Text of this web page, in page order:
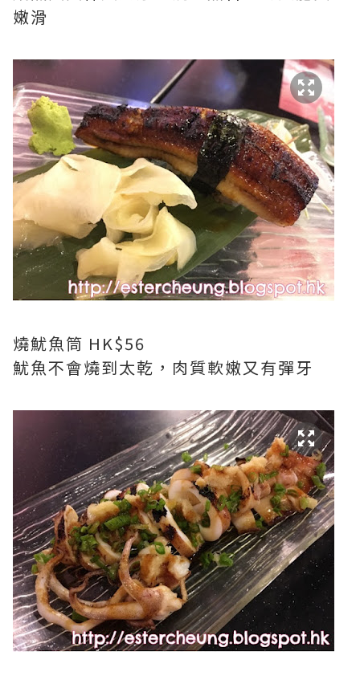
嫩滑
燒魷魚筒 HK$56
魷魚不會燒到太乾，肉質軟嫩又有彈牙